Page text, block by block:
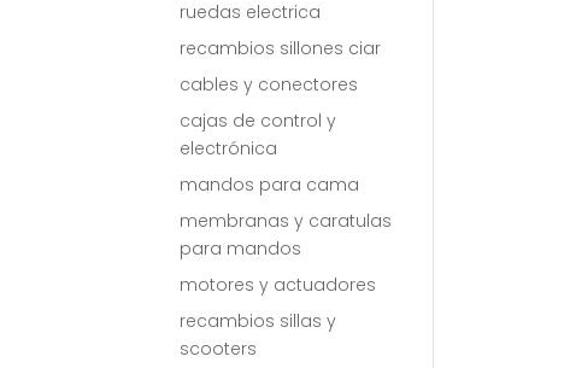
ruedas electrica
recambios sillones ciar
cables y conectores
cajas de control y
electrónica
mandos para cama
membranas y caratulas
para mandos
motores y actuadores
recambios sillas y
scooters